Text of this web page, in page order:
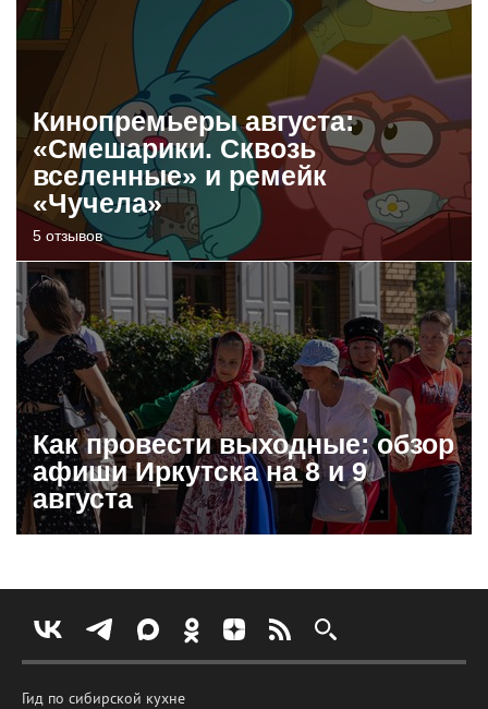
Кинопремьеры августа:
«Смешарики. Сквозь
вселенные» и ремейк
«Чучела»
5 отзывов
Как провести выходные: обзор
афиши Иркутска на 8 и 9
августа
Гид по сибирской кухне